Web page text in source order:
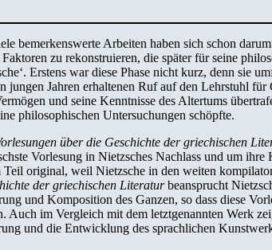
bemerkenswerte Arbeiten haben sich schon
zu rekonstruieren, die später für seine
Erstens war diese Phase nicht kurz, denn sie
Jahren erhaltenen Ruf auf den Lehrstuhl
und seine Kenntnisse des Altertums
philosophischen Untersuchungen schöpfte.
über die Geschichte der griechischen
Vorlesung in Nietzsches Nachlass und um
original, weil Nietzsche in den weiten
der griechischen Literaturbeansprucht
und Komposition des Ganzen, so dass diese
Auch im Vergleich mit dem letztgenannten Werk
und die Entwicklung des sprachlichen